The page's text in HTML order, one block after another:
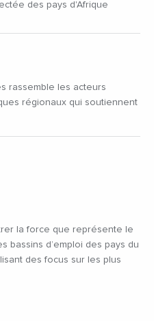
des pays d'Afrique
la force que représente le
bassins d’emploi des pays du
des focus sur les plus
rassemble les acteurs
régionaux qui soutiennent